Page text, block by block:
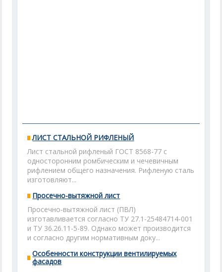
ЛИСТ СТАЛЬНОЙ РИФЛЕНЫЙ
Лист стальной рифленый ГОСТ 8568-77 с
односторонним ромбическим и чечевичным
рифлением общего назначения. Рифленую сталь
изготовляют...
Просечно-вытяжной лист
Просечно-вытяжной лист (ПВЛ)
изготавливается согласно ТУ 27.1-25484714-001
и ТУ 36.26.11-5-89. Однако может производится
и согласно другим нормативным доку...
Особенности конструкции вентилируемых
фасадов